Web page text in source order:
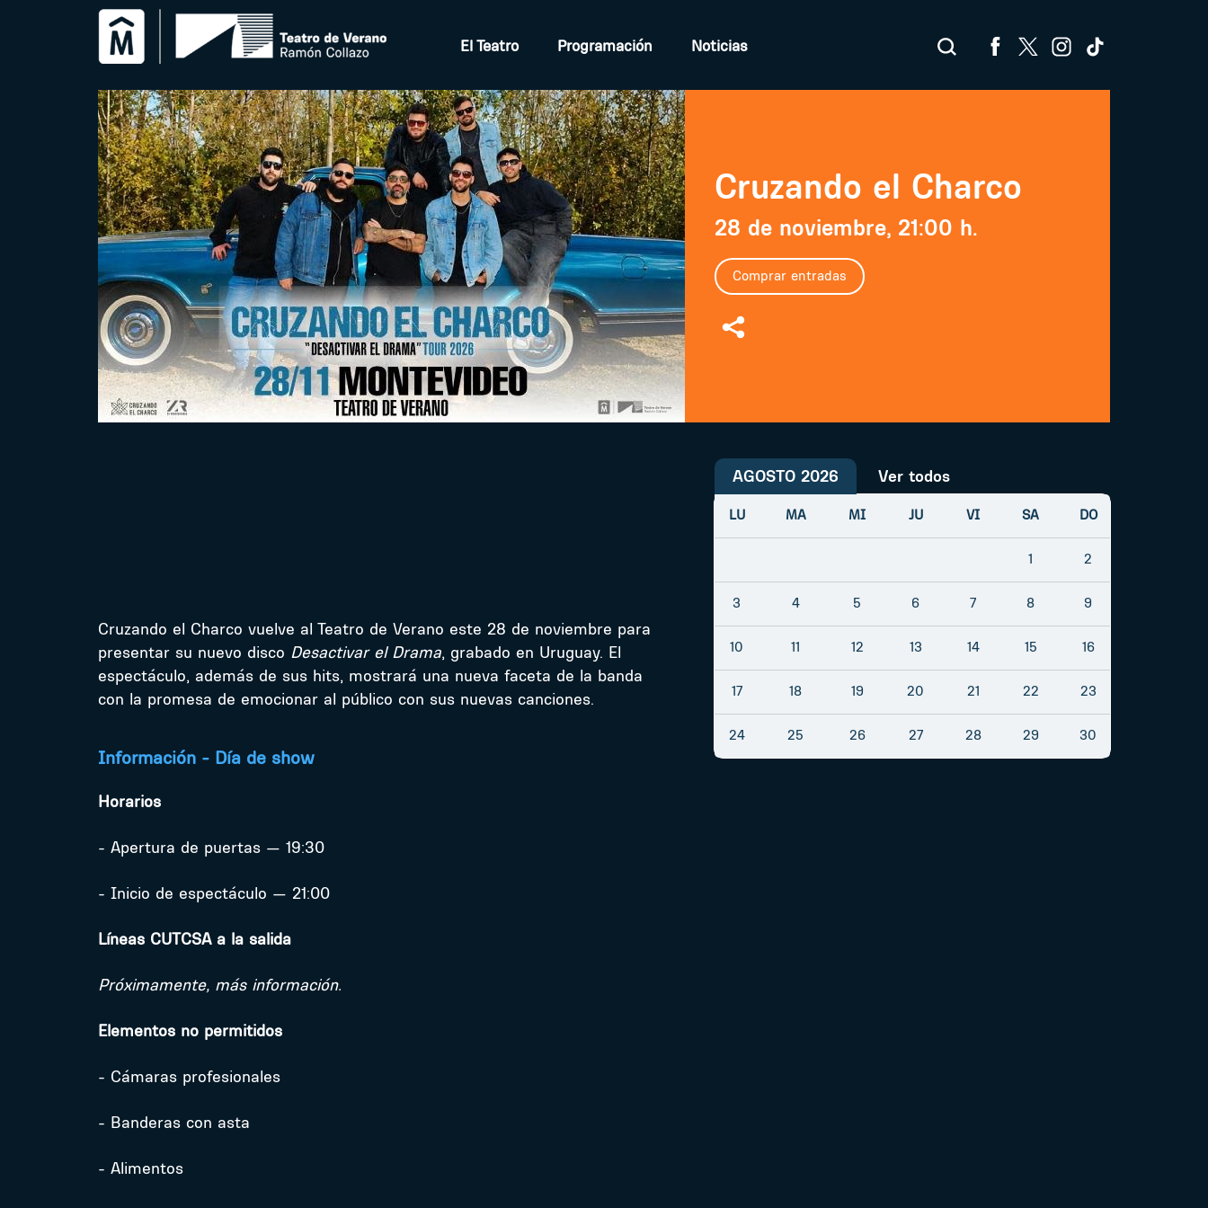
El Teatro Programación Noticias
Cruzando el Charco
28 de noviembre, 21:00 h.
Comprar entradas
Cruzando el Charco vuelve al Teatro de Verano este 28 de noviembre para
presentar su nuevo disco Desactivar el Drama, grabado en Uruguay. El
espectáculo, además de sus hits, mostrará una nueva faceta de la banda
con la promesa de emocionar al público con sus nuevas canciones.
Información - Día de show
Horarios
- Apertura de puertas — 19:30
- Inicio de espectáculo — 21:00
Líneas CUTCSA a la salida
Próximamente, más información.
Elementos no permitidos
- Cámaras profesionales
- Banderas con asta
- Alimentos
AGOSTO 2026 Ver todos
LU MA MI JU VI SA DO
1 2
3 4 5 6 7 8 9
10 11 12 13 14 15 16
17 18 19 20 21 22 23
24 25 26 27 28 29 30